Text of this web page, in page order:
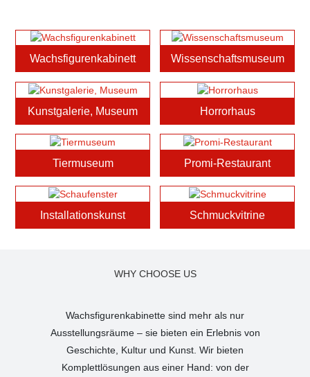
Wachsfigurenkabinett Wissenschaftsmuseum
Kunstgalerie, Museum Horrorhaus
Tiermuseum Promi-Restaurant
Installationskunst Schmuckvitrine
WHY CHOOSE US
Wachsfigurenkabinette sind mehr als nur
Ausstellungsräume – sie bieten ein Erlebnis von
Geschichte, Kultur und Kunst. Wir bieten
Komplettlösungen aus einer Hand: von der